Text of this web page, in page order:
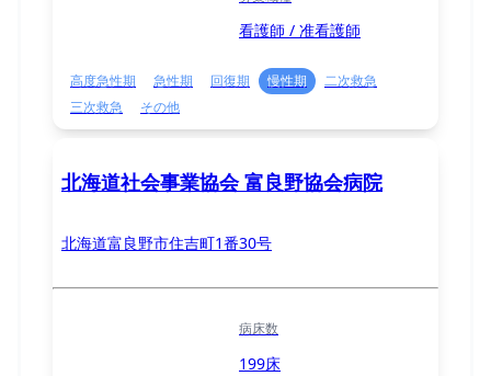
看護師 / 准看護師
高度急性期 急性期 回復期 慢性期
二次救急
三次救急
その他
北海道社会事業協会 富良野協会病院
北海道富良野市住吉町1番30号
病床数
199床